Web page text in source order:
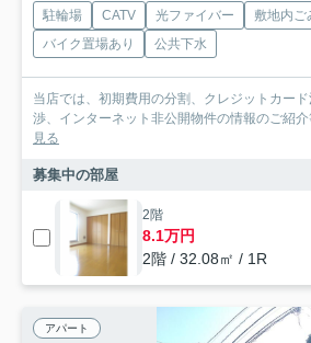
駐輪場 CATV 光ファイバー
敷地内ご
バイク置場あり
公共下水
当店では、初期費用の分割、クレジットカー
渉、インターネット非公開物件の情報のご紹
見る
募集中の部屋
2階
8.1万円
2階 / 32.08㎡ / 1R
アパート